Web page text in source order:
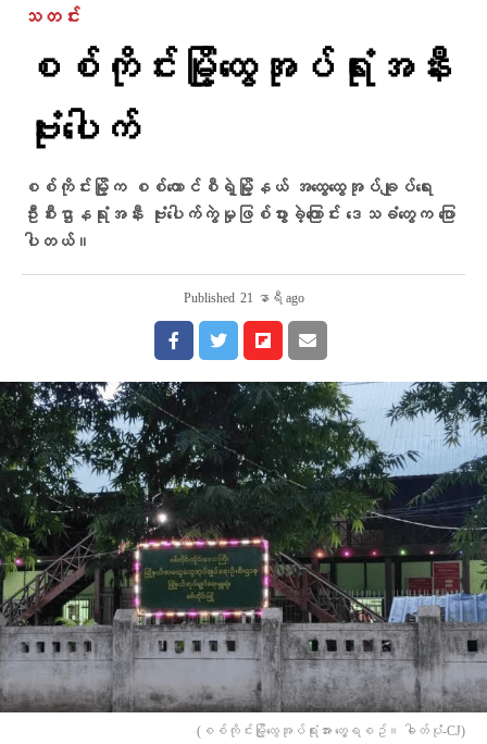
သတင်း
စစ်ကိုင်းမြို့ထွေအုပ်ရုံးအနီး
ဗုံးပေါက်
စစ်ကိုင်းမြို့က စစ်ကောင်စီရဲ့မြို့နယ် အထွေထွေအုပ်ချုပ်ရေး
ဦးစီးဌာနရုံးအနီး ဗုံးပေါက်ကွဲမှုဖြစ်ပွားခဲ့ကြောင်း ဒေသခံတွေက ပြော
ပါတယ်။
Published 21 နာရီ ago
(စစ်ကိုင်းမြို့ထွေအုပ်ရုံးအား တွေ့ရစဥ်။ ဓါတ်ပုံံ-CJ)